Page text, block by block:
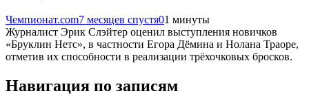
Чемпионат.com7 месяцев спустя01 минуты
Журналист Эрик Слэйтер оценил выступления новичков
«Бруклин Нетс», в частности Егора Дёмина и Нолана Траоре,
отметив их способности в реализации трёхочковых бросков.
Навигация по записям